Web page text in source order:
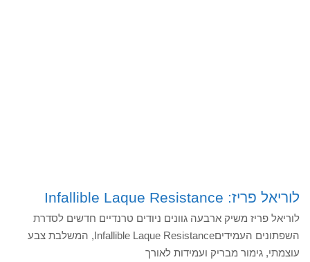
לוריאל פריז: Infallible Laque Resistance
לוריאל פריז משיק ארבעה גוונים ניודים טרנדיים חדשים לסדרת
השפתונים העמידיםInfallible Laque Resistance, המשלבת צבע
עוצמתי, גימור מבריק ועמידות לאורך